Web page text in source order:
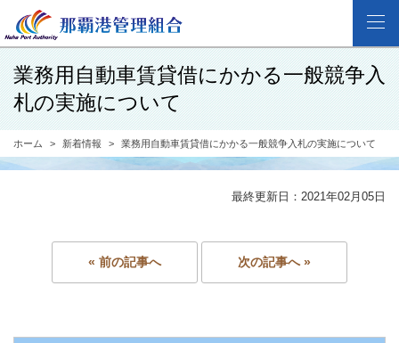
業務用自動車賃貸借にかかる一般競争入
札の実施について
ホーム 新着情報 業務用自動車賃貸借にかかる一般競争入札の実施について
最終更新日：2021年02月05日
« 前の記事へ 次の記事へ »